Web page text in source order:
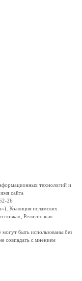
технологий и
сайта
26
Коалиция исламских
Религиозная
быть использованы без
совпадать с мнением